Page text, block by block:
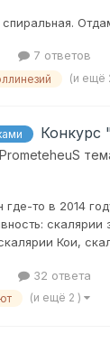
7 ответов
(и ещё
PrometeheuS
то в 2014
скалярии
Кои,
32 ответа
(и ещё 2 )